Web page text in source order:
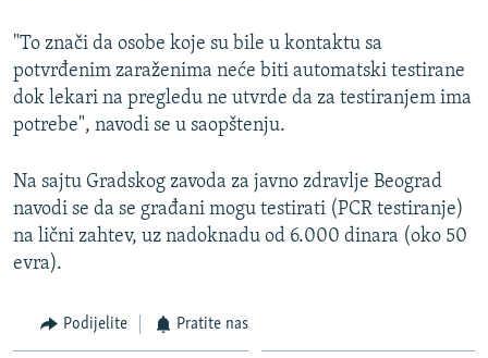
"To znači da osobe koje su bile u kontaktu sa
potvrđenim zaraženima neće biti automatski testirane
dok lekari na pregledu ne utvrde da za testiranjem ima
potrebe", navodi se u saopštenju.
Na sajtu Gradskog zavoda za javno zdravlje Beograd
navodi se da se građani mogu testirati (PCR testiranje)
na lični zahtev, uz nadoknadu od 6.000 dinara (oko 50
evra).
Podijelite Pratite nas